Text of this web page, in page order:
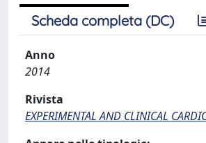
Scheda completa (DC)
Anno
2014
Rivista
EXPERIMENTAL AND CLINICAL